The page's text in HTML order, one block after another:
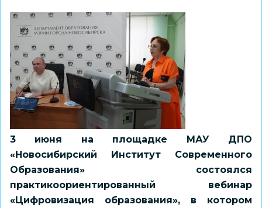
3 июня на площадке МАУ ДПО
«Новосибирский Институт Современного
Образования» состоялся
практикоориентированный вебинар
«Цифровизация образования», в котором